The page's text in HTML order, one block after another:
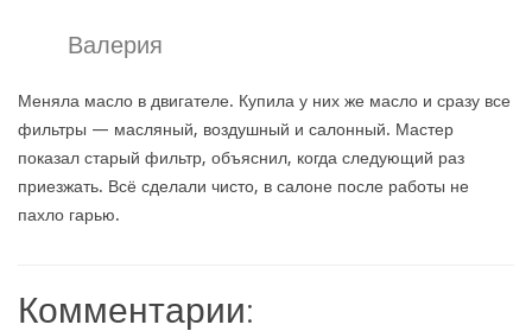
Валерия
Меняла масло в двигателе. Купила у них же масло и сразу все
фильтры — масляный, воздушный и салонный. Мастер
показал старый фильтр, объяснил, когда следующий раз
приезжать. Всё сделали чисто, в салоне после работы не
пахло гарью.
Комментарии: